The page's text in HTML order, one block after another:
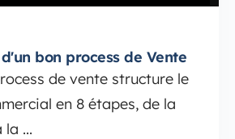
bon process de Vente
de vente structure le
en 8 étapes, de la
...